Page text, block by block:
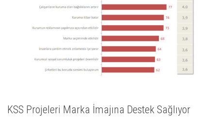
KSS Projeleri Marka İmajına Destek Sağlıyor